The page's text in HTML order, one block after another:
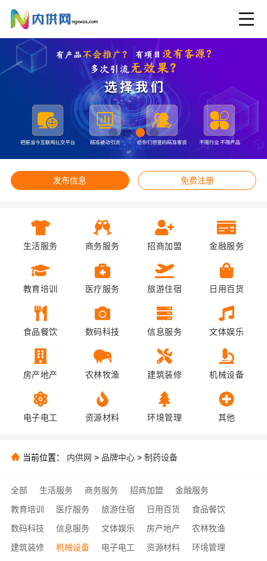
发布信息 免费注册
生活服务 商务服务 招商加盟 金融服务
教育培训 医疗服务 旅游住宿 日用百货
食品餐饮 数码科技 信息服务 文体娱乐
房产地产 农林牧渔 建筑装修 机械设备
电子电工 资源材料 环境管理 其他
当前位置： 内供网 > 品牌中心 > 制药设备
全部 生活服务 商务服务 招商加盟
金融服务
教育培训
医疗服务 旅游住宿 日用百货
食品餐饮
数码科技
信息服务 文体娱乐 房产地产
农林牧渔
建筑装修
机械设备 电子电工 资源材料
环境管理